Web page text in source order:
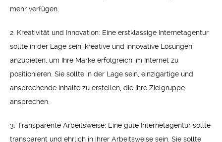
mehr verfügen.
2. Kreativität und Innovation: Eine erstklassige Internetagentur
sollte in der Lage sein, kreative und innovative Lösungen
anzubieten, um Ihre Marke erfolgreich im Internet zu
positionieren. Sie sollte in der Lage sein, einzigartige und
ansprechende Inhalte zu erstellen, die Ihre Zielgruppe
ansprechen.
3. Transparente Arbeitsweise: Eine gute Internetagentur sollte
transparent und ehrlich in ihrer Arbeitsweise sein. Sie sollte